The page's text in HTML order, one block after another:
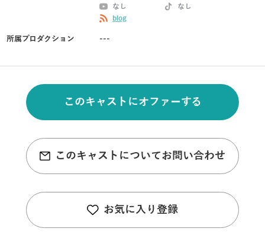
なし
なし
blog
所属プロダクション ---
このキャストにオファーする
このキャストについてお問い合わせ
お気に入り登録